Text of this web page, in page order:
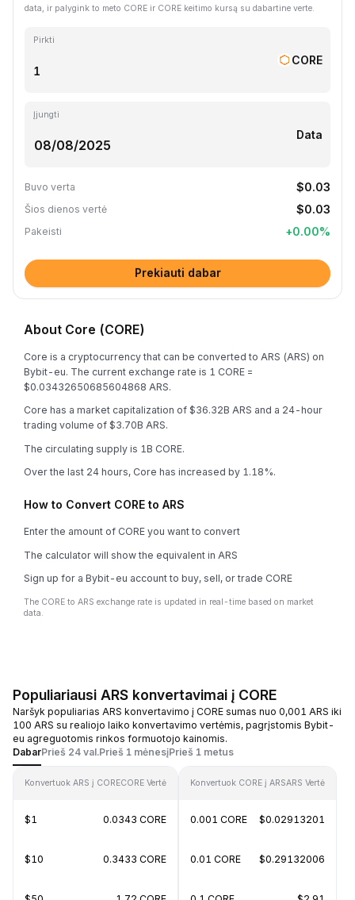
data, ir palygink to meto CORE ir CORE keitimo kursą su dabartine verte.
Pirkti
CORE
Įjungti
Data
Buvo verta $0.03
Šios dienos vertė $0.03
Pakeisti +0.00%
Prekiauti dabar
About Core (CORE)
Core is a cryptocurrency that can be converted to ARS (ARS) on
Bybit-eu. The current exchange rate is 1 CORE =
$0.03432650685604868 ARS.
Core has a market capitalization of $36.32B ARS and a 24-hour
trading volume of $3.70B ARS.
The circulating supply is 1B CORE.
Over the last 24 hours, Core has increased by 1.18%.
How to Convert CORE to ARS
Enter the amount of CORE you want to convert
The calculator will show the equivalent in ARS
Sign up for a Bybit-eu account to buy, sell, or trade CORE
The CORE to ARS exchange rate is updated in real-time based on market
data.
Populiariausi ARS konvertavimai į CORE
Naršyk populiarias ARS konvertavimo į CORE sumas nuo 0,001 ARS iki
100 ARS su realiojo laiko konvertavimo vertėmis, pagrįstomis Bybit-
eu agreguotomis rinkos formuotojo kainomis.
DabarPrieš 24 val.Prieš 1 mėnesįPrieš 1 metus
Konvertuok ARS į CORECORE Vertė
$1 0.0343 CORE
$10 0.3433 CORE
Konvertuok CORE į ARSARS Vertė
0.001 CORE $0.02913201
0.01 CORE $0.29132006